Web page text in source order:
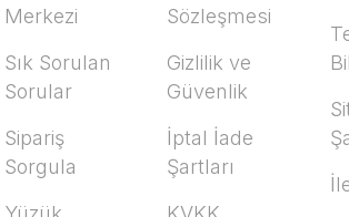
Merkezi
Sık Sorulan
Sorular
Sipariş
Sorgula
Sözleşmesi
Gizlilik ve
Güvenlik
İptal İade
Şartları